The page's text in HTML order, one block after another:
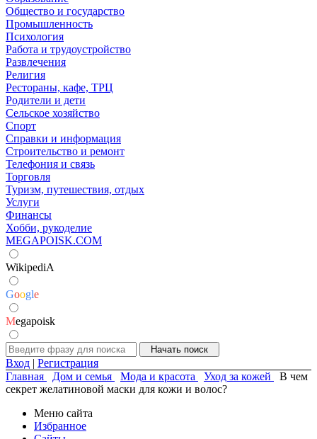
Общество и государство
Промышленность
Психология
Работа и трудоустройство
Развлечения
Религия
Рестораны, кафе, ТРЦ
Родители и дети
Сельское хозяйство
Спорт
Справки и информация
Строительство и ремонт
Телефония и связь
Торговля
Туризм, путешествия, отдых
Услуги
Финансы
Хобби, рукоделие
MEGAPOISK.COM
WikipediA
Google
Megapoisk
Вход | Регистрация
Главная
Дом и семья Мода и красота Уход за кожей
В чем
секрет желатиновой маски для кожи и волос?
Меню сайта
Избранное